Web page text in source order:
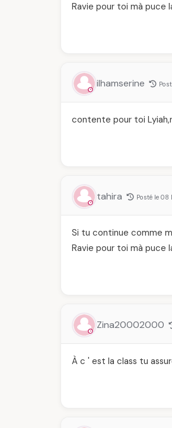
Ravie pour toi mà puce
ilhamserine
contente pour toi
tahira Posté le 08
Si tu continue comme
Ravie pour toi mà puce
Zina20002000
À c ' est la class tu